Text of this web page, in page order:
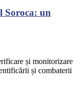
Soroca: un
și monitorizare
și combaterii